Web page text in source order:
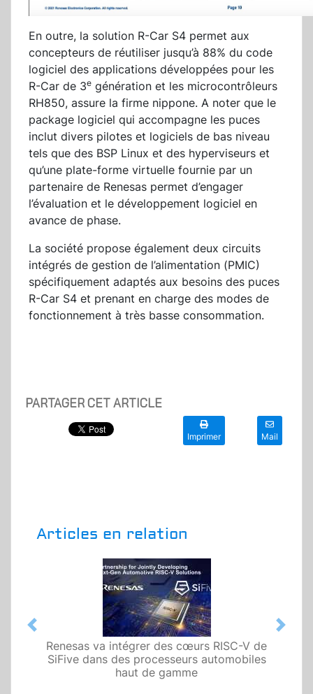
En outre, la solution R-Car S4 permet aux
concepteurs de réutiliser jusqu’à 88% du code
logiciel des applications développées pour les
R-Car de 3e génération et les microcontrôleurs
RH850, assure la firme nippone. A noter que le
package logiciel qui accompagne les puces
inclut divers pilotes et logiciels de bas niveau
tels que des BSP Linux et des hyperviseurs et
qu’une plate-forme virtuelle fournie par un
partenaire de Renesas permet d’engager
l’évaluation et le développement logiciel en
avance de phase.
La société propose également deux circuits
intégrés de gestion de l’alimentation (PMIC)
spécifiquement adaptés aux besoins des puces
R-Car S4 et prenant en charge des modes de
fonctionnement à très basse consommation.
PARTAGER CET ARTICLE
Imprimer Mail
Articles en relation
Renesas va intégrer des cœurs RISC-V de
SiFive dans des processeurs automobiles
haut de gamme
Previous Next